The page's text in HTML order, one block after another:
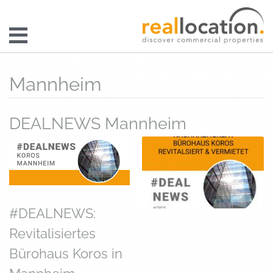
Mannheim
DEALNEWS Mannheim
#DEALNEWS:
Revitalisiertes
Bürohaus Koros in